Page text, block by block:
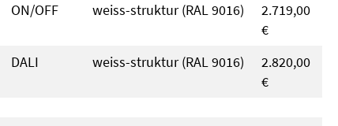
ON/OFF weiss-struktur (RAL 9016)
2.719,00
€
DALI weiss-struktur (RAL 9016)
2.820,00
€